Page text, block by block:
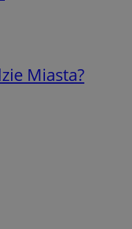
Miasta?